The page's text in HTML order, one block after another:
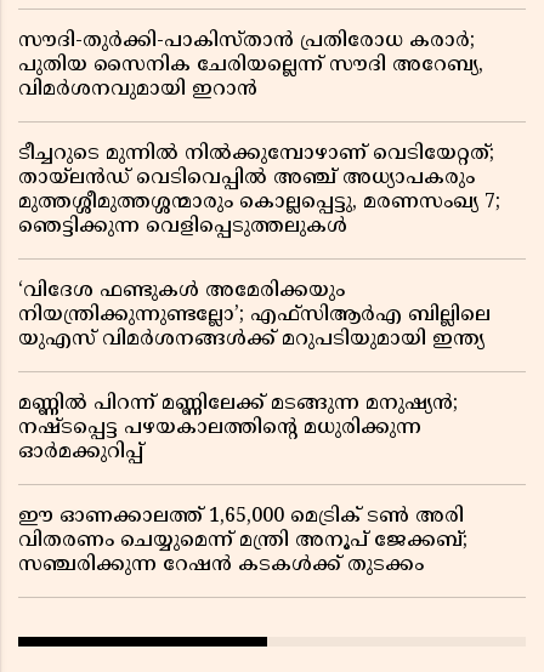
സൗദി-തുർക്കി-പാകിസ്താൻ പ്രതിരോധ കരാർ;
പുതിയ സൈനിക ചേരിയല്ലെന്ന് സൗദി അറേബ്യ,
വിമർശനവുമായി ഇറാൻ
ടീച്ചറുടെ മുന്നിൽ നിൽക്കുമ്പോഴാണ് വെടിയേറ്റത്;
തായ്‌ലൻഡ് വെടിവെപ്പിൽ അഞ്ച് അധ്യാപകരും
മുത്തശ്ശീമുത്തശ്ശന്മാരും കൊല്ലപ്പെട്ടു, മരണസംഖ്യ 7;
ഞെട്ടിക്കുന്ന വെളിപ്പെടുത്തലുകൾ
‘വിദേശ ഫണ്ടുകൾ അമേരിക്കയും
നിയന്ത്രിക്കുന്നുണ്ടല്ലോ’; എഫ്സിആർഎ ബില്ലിലെ
യുഎസ് വിമർശനങ്ങൾക്ക് മറുപടിയുമായി ഇന്ത്യ
മണ്ണിൽ പിറന്ന് മണ്ണിലേക്ക് മടങ്ങുന്ന മനുഷ്യൻ;
നഷ്ടപ്പെട്ട പഴയകാലത്തിൻ്റെ മധുരിക്കുന്ന
ഓർമക്കുറിപ്പ്
ഈ ഓണക്കാലത്ത് 1,65,000 മെട്രിക് ടൺ അരി
വിതരണം ചെയ്യുമെന്ന് മന്ത്രി അനൂപ് ജേക്കബ്;
സഞ്ചരിക്കുന്ന റേഷൻ കടകൾക്ക് തുടക്കം